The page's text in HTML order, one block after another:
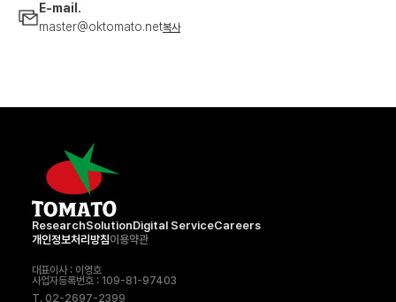
서비스
E-mail.
master@oktomato.net복사
ResearchSolutionDigital ServiceCareers
개인정보처리방침이용약관
대표이사 : 이영호
사업자등록번호 : 109-81-97403
T. 02-2697-2399